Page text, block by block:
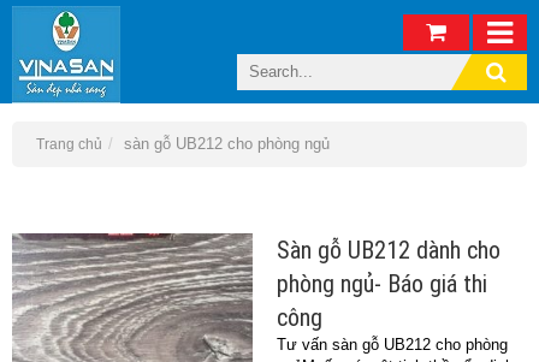
Trang chủ sàn gỗ UB212 cho phòng ngủ
Sàn gỗ UB212 dành cho
phòng ngủ- Báo giá thi
công
Tư vấn sàn gỗ UB212 cho phòng